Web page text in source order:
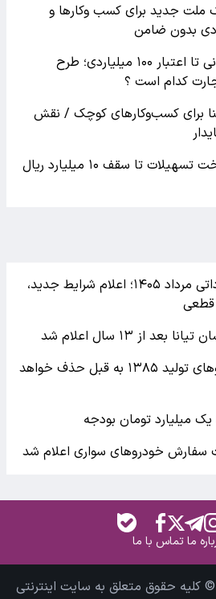
ملت جدید برای کسب وکارها و
از وام ۷۰۰ میلیون تومانی تا اعتبار ۱۰۰ میلیاردی؛ طرح
کدام است ؟
برای کسب‌وکارهای کوچک / نقش
طرح «ماهان دی»؛ پرداخت تسهیلات تا سقف ۱۰ میلیارد ریال
ثبت نام خودروهای وارداتی مرداد ۱۴۰۵؛ اعلام شرایط جدید،
از ۱۳ سال اعلام شد
آیا سهمیه بنزین خودروهای تولید ۱۳۸۵ به قبل حذف خواهد
میلیارد تومان بودجه
سفارش خودروهای سواری اعلام شد
ماتماس با ما
کلیه حقوق متعلق به سایت اینترنتی